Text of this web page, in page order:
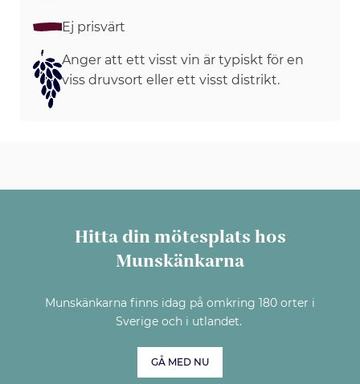
Ej prisvärt
Anger att ett visst vin är typiskt för en
viss druvsort eller ett visst distrikt.
Hitta din mötesplats hos
Munskänkarna
Munskänkarna finns idag på omkring 180 orter i
Sverige och i utlandet.
GÅ MED NU